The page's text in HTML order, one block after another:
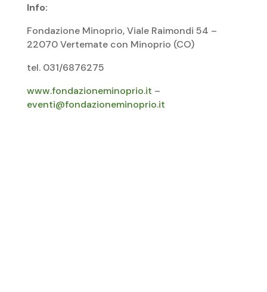
Info:
Fondazione Minoprio, Viale Raimondi 54 –
22070 Vertemate con Minoprio (CO)
tel. 031/6876275
www.fondazioneminoprio.it –
eventi@fondazioneminoprio.it